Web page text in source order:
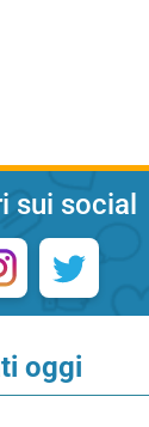
sui social
oggi